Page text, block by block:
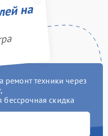
на
техники через
бессрочная скидка